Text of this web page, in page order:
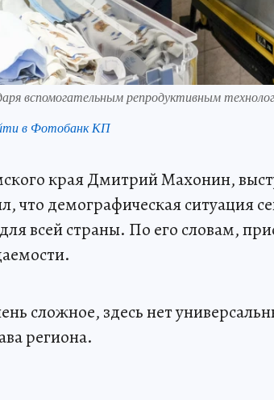
вспомогательным репродуктивным
в Фотобанк КП
края Дмитрий Махонин,
что демографическая ситуация
всей страны. По его словам,
сложное, здесь нет
региона.